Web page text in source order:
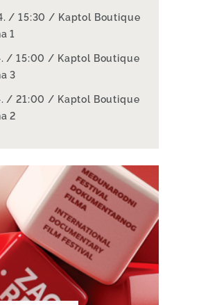
/ 15:30 / Kaptol Boutique
1
/ 15:00 / Kaptol Boutique
3
/ 21:00 / Kaptol Boutique
2